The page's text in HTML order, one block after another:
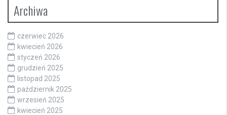
Archiwa
czerwiec 2026
kwiecień 2026
styczeń 2026
grudzień 2025
listopad 2025
październik 2025
wrzesień 2025
kwiecień 2025